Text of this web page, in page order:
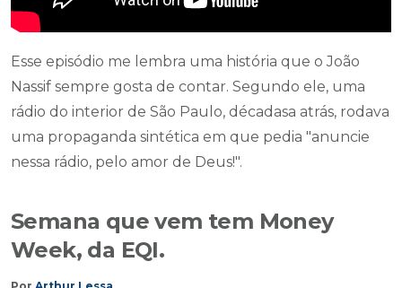
Esse episódio me lembra uma história que o João
Nassif sempre gosta de contar. Segundo ele, uma
rádio do interior de São Paulo, décadasa atrás, rodava
uma propaganda sintética em que pedia "anuncie
nessa rádio, pelo amor de Deus!".
Semana que vem tem Money
Week, da EQI.